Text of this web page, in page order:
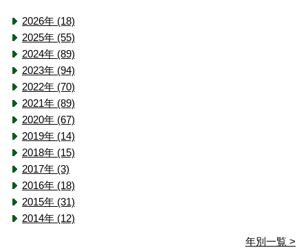
2026年 (18)
2025年 (55)
2024年 (89)
2023年 (94)
2022年 (70)
2021年 (89)
2020年 (67)
2019年 (14)
2018年 (15)
2017年 (3)
2016年 (18)
2015年 (31)
2014年 (12)
年別一覧 >